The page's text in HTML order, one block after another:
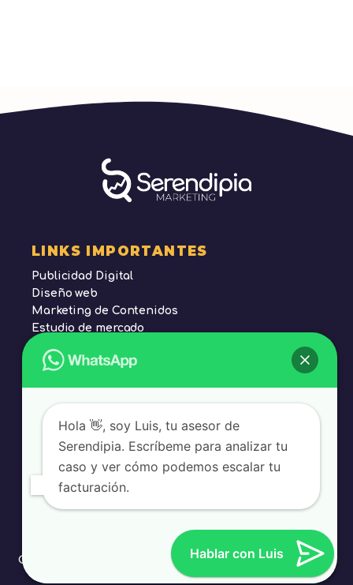
LINKS IMPORTANTES
Publicidad Digital
Diseño web
Marketing de Contenidos
Estudio de mercado
Tienda en línea
Contacto
0998772196
© 2025 AGENCIA DE MARKETING DIGITAL
GUAYAQUIL, ECUADOR SERENDIPIA. TODOS
LOS DERECHOS RESERVADOS.
Hola 👋, soy Luis, tu asesor de
Serendipia. Escríbeme para analizar tu
caso y ver cómo podemos escalar tu
facturación.
Hablar con Luis